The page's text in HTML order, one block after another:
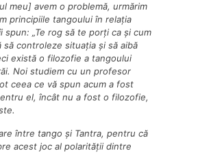
meu] avem o problemă, urmărim
principiile tangoului în relația
spun: „Te rog să te porți ca și cum
să controleze situația și să aibă
există o filozofie a tangoului
Noi studiem cu un profesor
ceea ce vă spun acum a fost
el, încât nu a fost o filozofie,
între tango și Tantra, pentru că
acest joc al polarității dintre